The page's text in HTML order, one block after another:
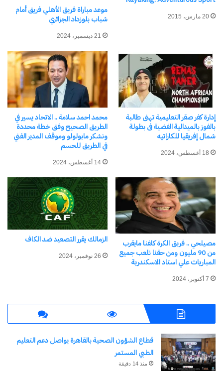
ويتسبب في ركلة أخرى بنفس المباراة، في تاريخ كأس
موعد مباراة إنجلترا في ربع نهائي كأس العالم 2026
ضرب المنتخب الإنجليزي -بطل نسخة 1966- موعدًا مع
النرويج في ربع نهائي كأس العالم 2026 يوم الأحد
المقبل الموافق 12 يوليو/ تموز، في ملعب (ميامي)
بولاية فلوريدا جنوبي الولايات المتحدة
فيس بوك
معجب بهذه:
مرتبط
اليوم حفل افتتاح كأس العالم
2026 في تمام الساعة 8:30
مساءاً
المنتخبات التي تأهلت إلى دور
الـ 16 لكأس العالم 2026
20 مارس، 2015
موعد مباراة فريق الأهلي فريق أمام
شباب بلوزداد الجزائري
21 ديسمبر، 2024
إدارة كفر صقر التعليمية تهنى طالبة
بالفوز بالميدالية الفضية فى بطولة
شمال إفريقيا للكاراتيه
18 أغسطس، 2024
محمد احمد سلامة .. الاتحاد يسير في
الطريق الصحيح وفق خطة محددة
ونشكر مابولولو وموقف المدير الفني
في الطريق للحسم
14 أغسطس، 2024
مصيلحي .. فريق الكرة كلفنا مايقرب
من 90 مليون ومن حقنا نلعب جميع
المباريات علي استاد الاسكندرية
7 أكتوبر، 2024
الزمالك يقرر التصعيد ضد الكاف
26 نوفمبر، 2024
قطاع الشؤون الصحية بالقاهرة يواصل دعم التعليم
الطبي المستمر
منذ 14 دقيقة